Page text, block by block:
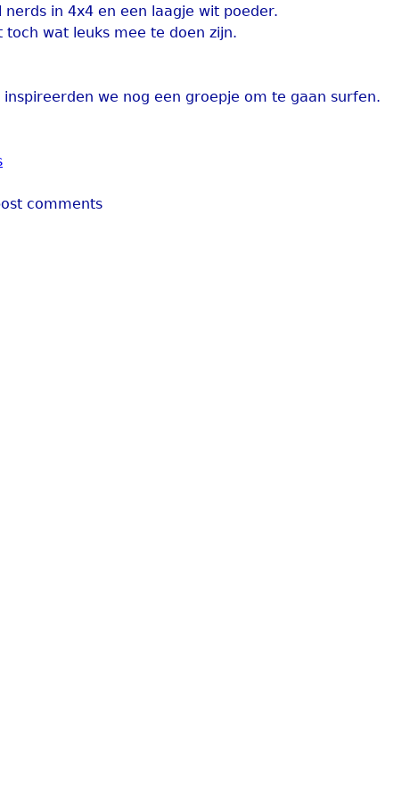
nerds in 4x4 en een laagje wit poeder.
toch wat leuks mee te doen zijn.
inspireerden we nog een groepje om te gaan surfen.
comments